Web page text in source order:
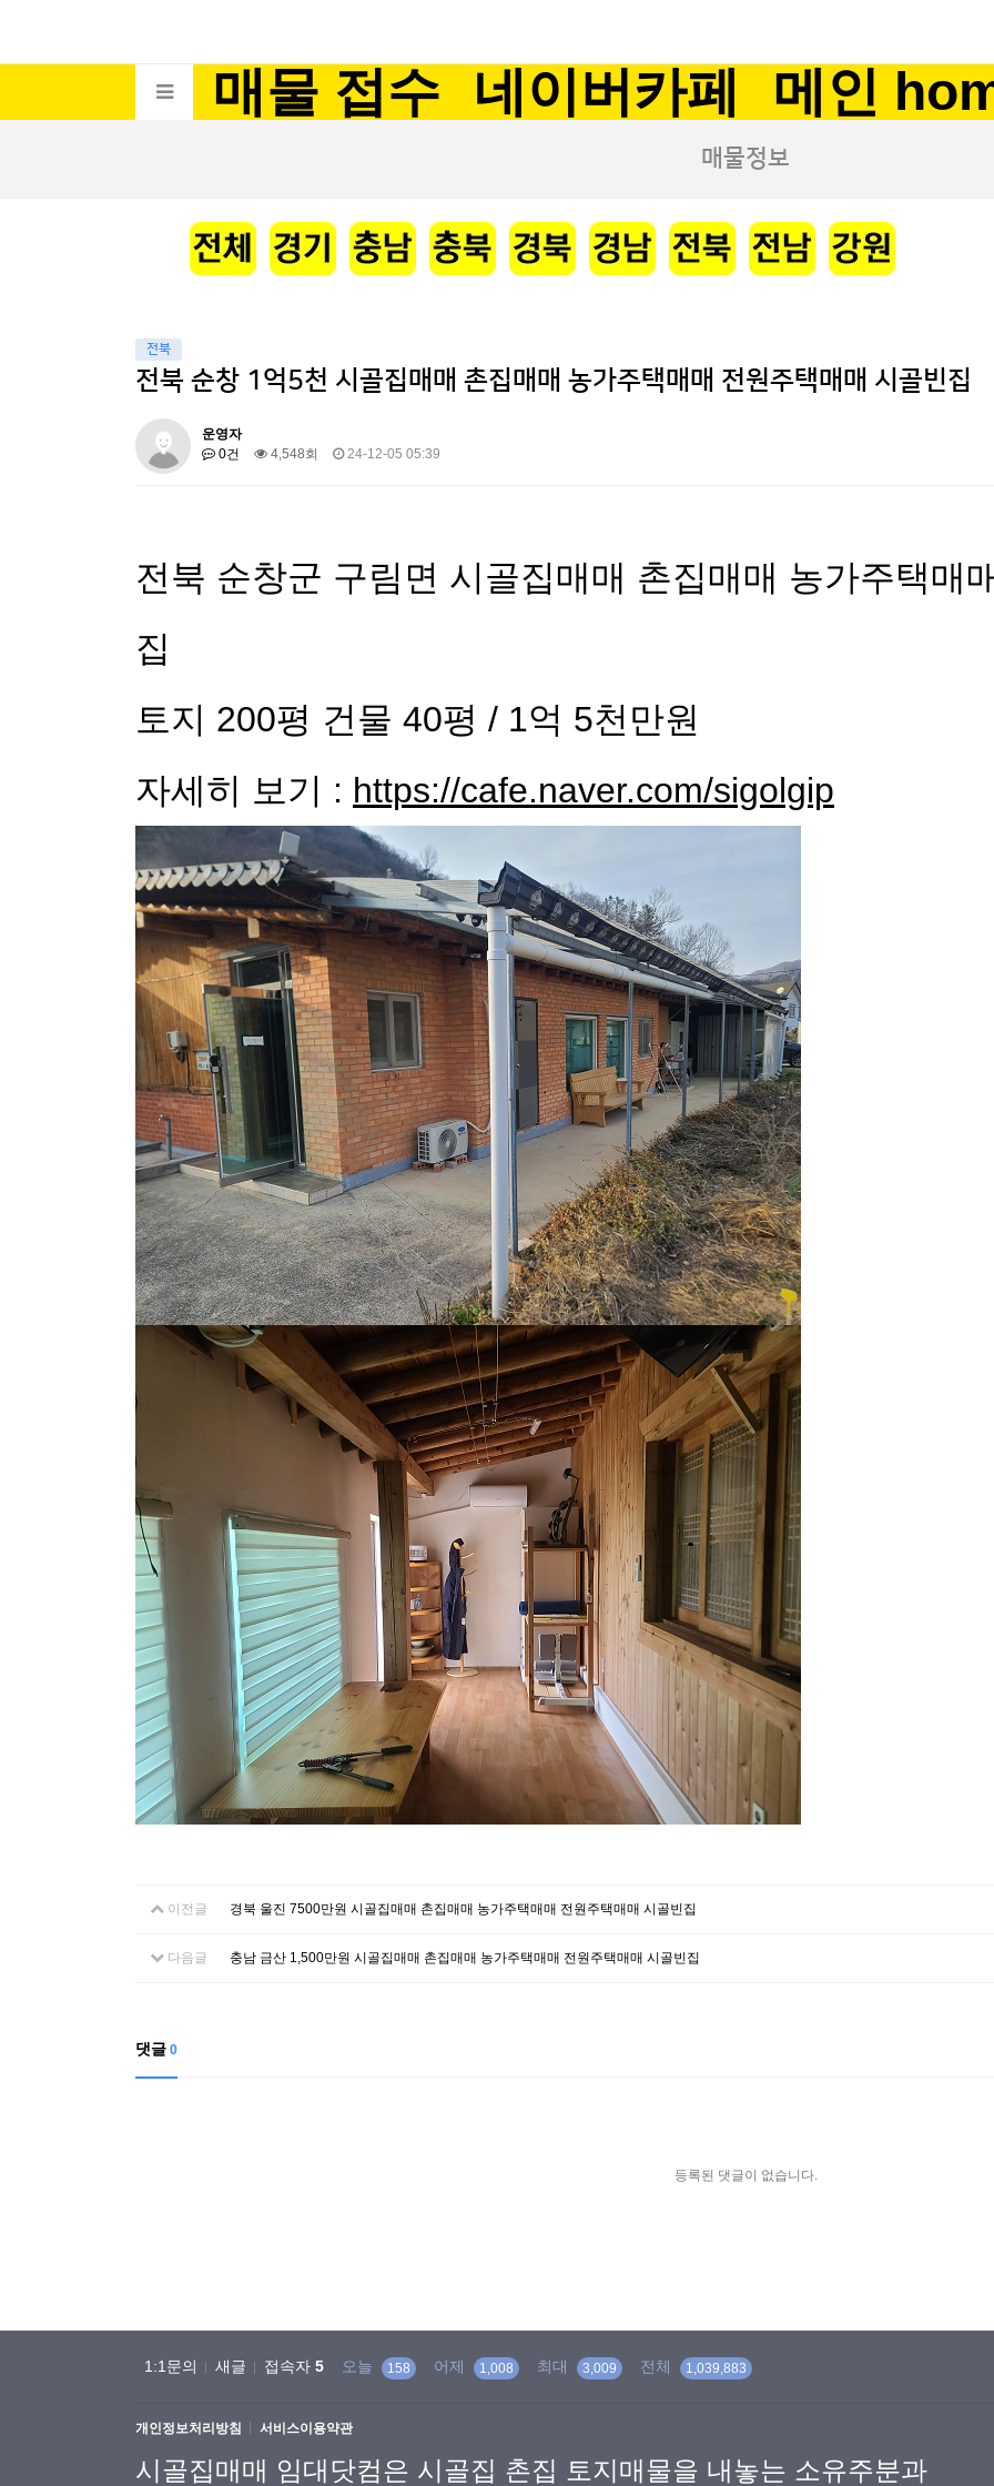
매물 접수 네이버카페 메인
매물정보
전북
전북 순창 1억5천 시골집매매 촌집매매 농가주택매매 전원주택매매 시골빈집
운영자
0건
4,548회 24-12-05 05:39
전북 순창군 구림면 시골집매매 촌집매매 농가주택매
집
토지 200평 건물 40평 / 1억 5천만원
자세히 보기 : https://cafe.naver.com/sigolgip
이전글 경북 울진 7500만원 시골집매매 촌집매매 농가주택매매 전원주택매매 시골빈집
다음글 충남 금산 1,500만원 시골집매매 촌집매매 농가주택매매 전원주택매매 시골빈집
댓글 0
등록된 댓글이 없습니다.
1:1문의 새글 접속자 5 오늘 158 어제 1,008 최대 3,009 전체 1,039,883
개인정보처리방침 서비스이용약관
시골집매매 임대닷컴은 시골집 촌집 토지매물을 내놓는 소유주분과